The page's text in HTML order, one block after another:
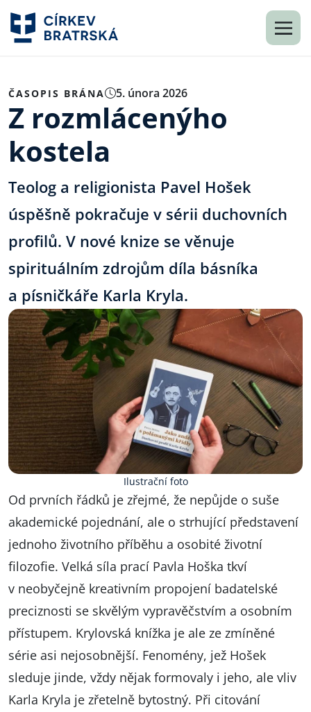
ČASOPIS BRÁNA 5. února 2026
Z rozmlácenýho
kostela
Teolog a religionista Pavel Hošek
úspěšně pokračuje v sérii duchovních
profilů. V nové knize se věnuje
spirituálním zdrojům díla básníka
a písničkáře Karla Kryla.
Ilustrační foto
Od prvních řádků je zřejmé, že nepůjde o suše
akademické pojednání, ale o strhující představení
jednoho životního příběhu a osobité životní
filozofie. Velká síla prací Pavla Hoška tkví
v neobyčejně kreativním propojení badatelské
preciznosti se skvělým vypravěčstvím a osobním
přístupem. Krylovská knížka je ale ze zmíněné
série asi nejosobnější. Fenomény, jež Hošek
sleduje jinde, vždy nějak formovaly i jeho, ale vliv
Karla Kryla je zřetelně bytostný. Při citování